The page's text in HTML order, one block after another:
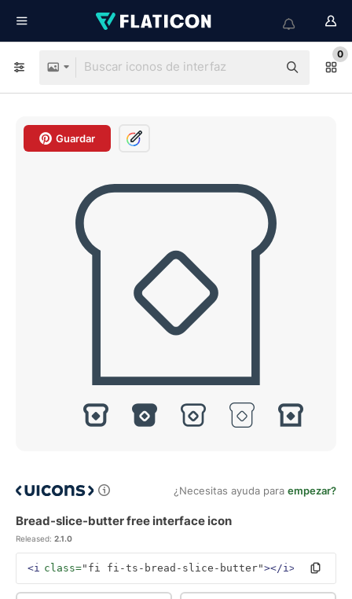
0
Guardar
¿Necesitas ayuda para empezar?
Bread-slice-butter free interface icon
Released: 2.1.0
<i class="fi fi-ts-bread-slice-butter"></i>